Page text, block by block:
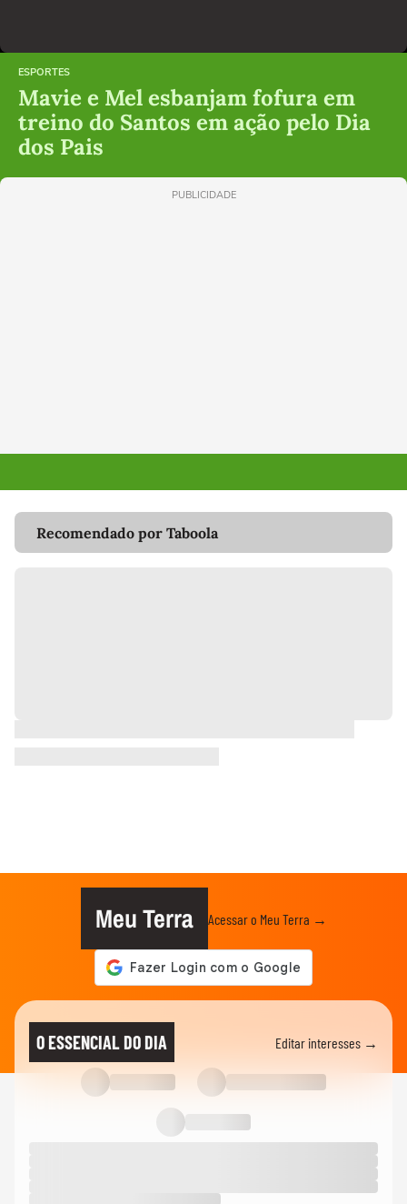
ESPORTES
Mavie e Mel esbanjam fofura em
treino do Santos em ação pelo Dia
dos Pais
PUBLICIDADE
Recomendado por Taboola
Meu Terra Acessar o Meu Terra →
O ESSENCIAL DO DIA Editar interesses →